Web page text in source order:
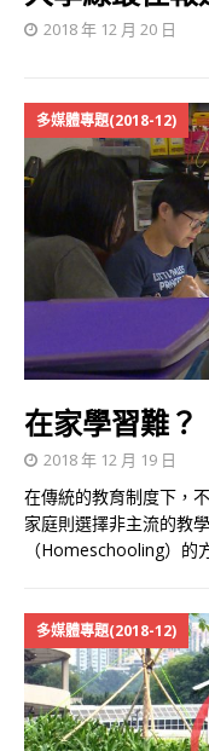
2018 年 12 月 20 日
多媒體專題(2018-12)
在家學習難？
2018 年 12 月 19 日
在傳統的教育制度下，
家庭則選擇非主流的教
（Homeschooling）的
多媒體專題(2018-12)